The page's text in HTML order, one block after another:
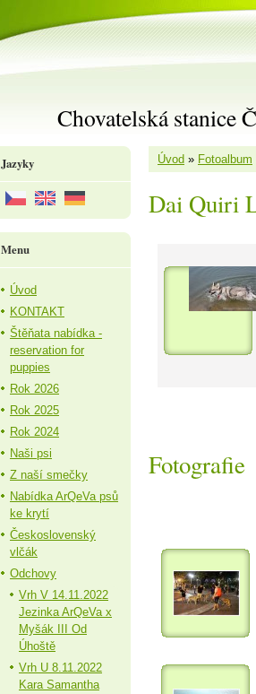
Chovatelská stanice
Úvod » Fotoalbum
Dai Quiri
Fotografie
Jazyky
Menu
Úvod
KONTAKT
Štěňata nabídka -
reservation for
puppies
Rok 2026
Rok 2025
Rok 2024
Naši psi
Z naší smečky
Nabídka ArQeVa psů
ke krytí
Československý
vlčák
Odchovy
Vrh V 14.11.2022
Jezinka ArQeVa x
Myšák III Od
Úhoště
Vrh U 8.11.2022
Kara Samantha